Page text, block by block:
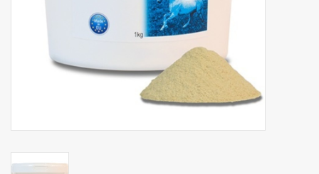
Kenniscentrum